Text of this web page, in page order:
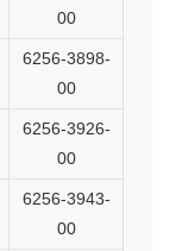
00
6256-3898-
00
6256-3926-
00
6256-3943-
00